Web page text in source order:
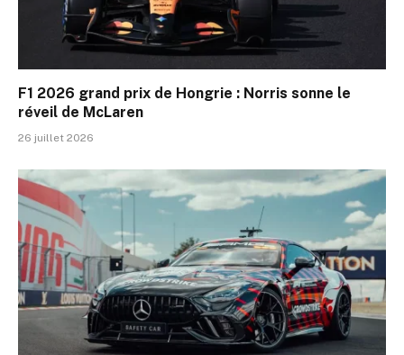
F1 2026 grand prix de Hongrie : Norris sonne le
réveil de McLaren
26 juillet 2026